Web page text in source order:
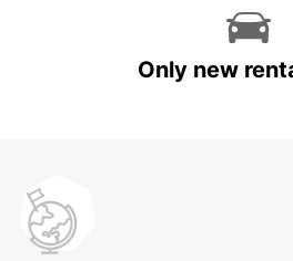
Only new